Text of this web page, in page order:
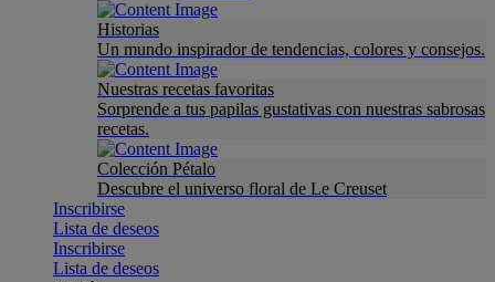
Historias
Un mundo inspirador de tendencias, colores y consejos.
Nuestras recetas favoritas
Sorprende a tus papilas gustativas con nuestras sabrosas
recetas.
Colección Pétalo
Descubre el universo floral de Le Creuset
Inscribirse
Lista de deseos
Inscribirse
Lista de deseos